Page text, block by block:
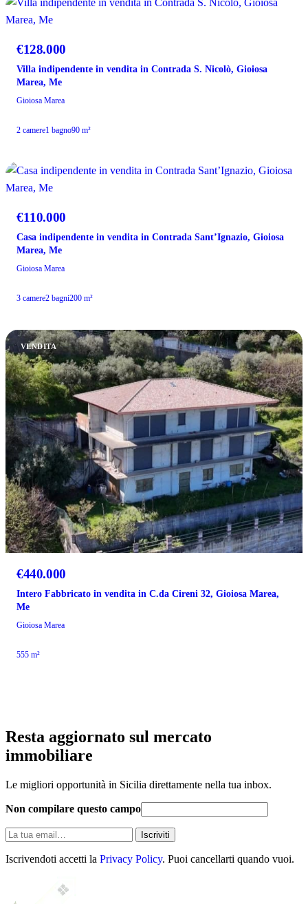
VENDITA
€128.000
Villa indipendente in vendita in Contrada S. Nicolò, Gioiosa
Marea, Me
Gioiosa Marea
2 camere1 bagno90 m²
€110.000
Casa indipendente in vendita in Contrada Sant’Ignazio, Gioiosa
Marea, Me
Gioiosa Marea
3 camere2 bagni200 m²
VENDITA
€440.000
Intero Fabbricato in vendita in C.da Cireni 32, Gioiosa Marea,
Me
Gioiosa Marea
555 m²
Resta aggiornato sul mercato
immobiliare
Le migliori opportunità in Sicilia direttamente nella tua inbox.
Non compilare questo campo
La
tua
email
Iscriviti
Iscrivendoti accetti la Privacy Policy. Puoi cancellarti quando vuoi.